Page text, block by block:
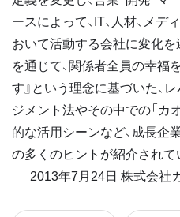
ースによって、IT、人材、メ
おいて活動する会社に変化を
を通じて、関係者全員の幸福
す』という理念に基づいた、
ジメント法やその中での「カ
的な活用シーンなど、成長企
の多くのヒントが紹介されて
2013年7月24日 株式会社